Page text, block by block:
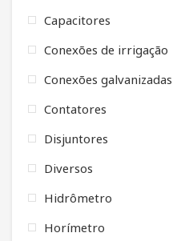
Capacitores
Conexões de irrigação
Conexões galvanizadas
Contatores
Disjuntores
Diversos
Hidrômetro
Horímetro